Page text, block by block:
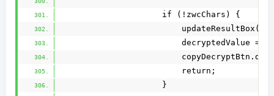
                    if (!zwcChars) {
decryptedValue =
                        return;
                    }